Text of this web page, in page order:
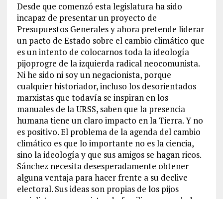
Desde que comenzó esta legislatura ha sido
incapaz de presentar un proyecto de
Presupuestos Generales y ahora pretende liderar
un pacto de Estado sobre el cambio climático que
es un intento de colocarnos toda la ideología
pijoprogre de la izquierda radical neocomunista.
Ni he sido ni soy un negacionista, porque
cualquier historiador, incluso los desorientados
marxistas que todavía se inspiran en los
manuales de la URSS, saben que la presencia
humana tiene un claro impacto en la Tierra. Y no
es positivo. El problema de la agenda del cambio
climático es que lo importante no es la ciencia,
sino la ideología y que sus amigos se hagan ricos.
Sánchez necesita desesperadamente obtener
alguna ventaja para hacer frente a su declive
electoral. Sus ideas son propias de los pijos